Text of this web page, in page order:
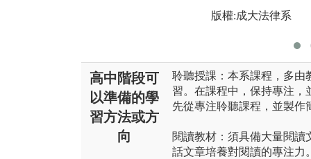
版權:成大法律系
高中階段可
以準備的學
習方法或方
向
聆聽授課：本系課程，多由
習。在課程中，保持專注，
先從專注聆聽課程，並製作
閱讀教材：須具備大量閱讀
話文章培養對閱讀的專注力